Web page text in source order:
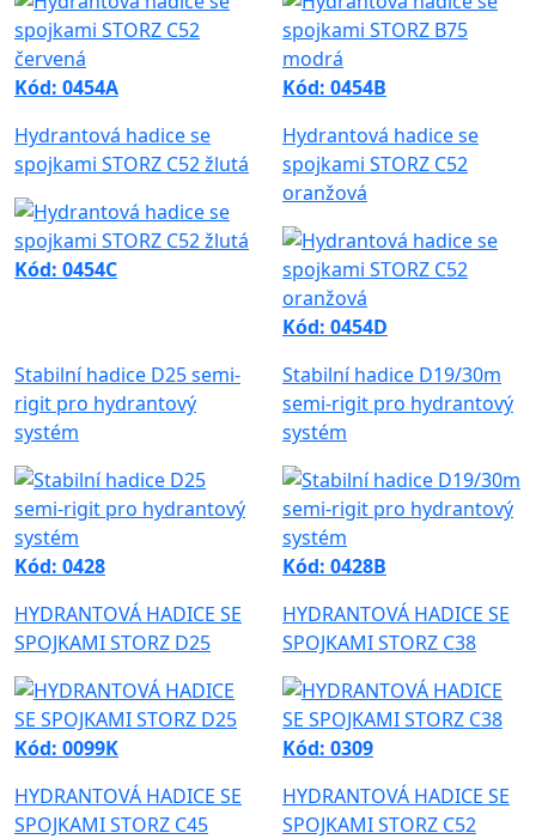
Kód: 0454A
Kód: 0454B
Hydrantová hadice se
spojkami STORZ C52 žlutá
Kód: 0454C
Hydrantová hadice se
spojkami STORZ C52
oranžová
Kód: 0454D
Stabilní hadice D25 semi-
rigit pro hydrantový
systém
Kód: 0428
Stabilní hadice D19/30m
semi-rigit pro hydrantový
systém
Kód: 0428B
HYDRANTOVÁ HADICE SE
SPOJKAMI STORZ D25
Kód: 0099K
HYDRANTOVÁ HADICE SE
SPOJKAMI STORZ C38
Kód: 0309
HYDRANTOVÁ HADICE SE
SPOJKAMI STORZ C45
HYDRANTOVÁ HADICE SE
SPOJKAMI STORZ C52